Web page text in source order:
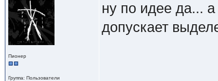
Пионер
Группа: Пользователи
ну по идее да...
допускает